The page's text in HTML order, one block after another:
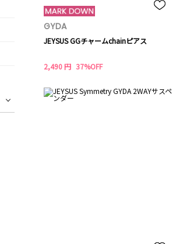
GYDA
JEYSUS GGチャームchainピアス
2,490 円 37%OFF